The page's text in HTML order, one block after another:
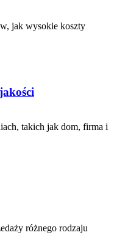
jak wysokie koszty
takich jak dom, firma i
różnego rodzaju